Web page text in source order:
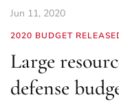
Jun 11, 2020
2020 BUDGET
Large
defense